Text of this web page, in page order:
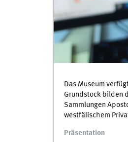
Das Museum
Grundstock bilden
Sammlungen
westfälischem
Präsentation